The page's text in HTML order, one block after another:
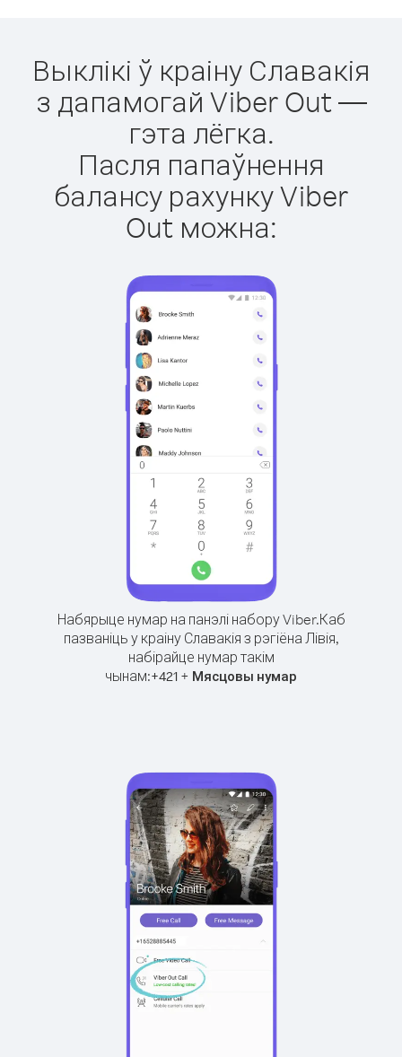
Выклікі ў краіну Славакія
з дапамогай Viber Out —
гэта лёгка.
Пасля папаўнення
балансу рахунку Viber
Out можна:
Набярыце нумар на панэлі набору Viber.Каб
пазваніць у краіну Славакія з рэгіёна Лівія,
набірайце нумар такім
чынам:+421 + Мясцовы нумар